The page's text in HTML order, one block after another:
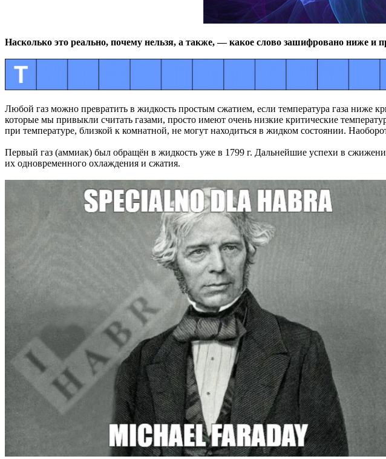
Насколько это реально, почему нельзя, а также, — какое слово зашифровано ниже и
Любой газ можно превратить в жидкость простым сжатием, если температура газа ниже
которые мы привыкли считать газами, просто имеют очень низкие критические
при температуре, близкой к комнатной, не могут находиться в жидком состоянии.
Первый газ (аммиак) был обращён в жидкость уже в 1799 г. Дальнейшие успехи в
их одновременного охлаждения и сжатия.